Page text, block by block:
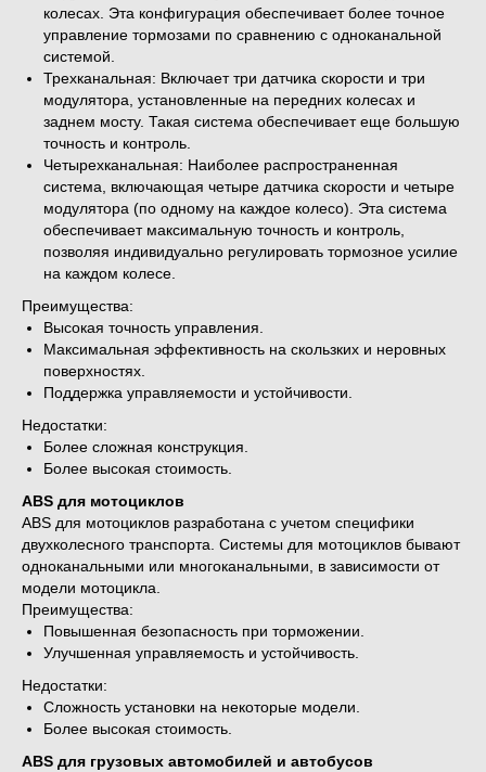
колесах. Эта конфигурация обеспечивает более точное
управление тормозами по сравнению с одноканальной
системой.
Трехканальная: Включает три датчика скорости и три
модулятора, установленные на передних колесах и
заднем мосту. Такая система обеспечивает еще большую
точность и контроль.
Четырехканальная: Наиболее распространенная
система, включающая четыре датчика скорости и четыре
модулятора (по одному на каждое колесо). Эта система
обеспечивает максимальную точность и контроль,
позволяя индивидуально регулировать тормозное усилие
на каждом колесе.
Преимущества:
Высокая точность управления.
Максимальная эффективность на скользких и неровных
поверхностях.
Поддержка управляемости и устойчивости.
Недостатки:
Более сложная конструкция.
Более высокая стоимость.
ABS для мотоциклов
ABS для мотоциклов разработана с учетом специфики
двухколесного транспорта. Системы для мотоциклов бывают
одноканальными или многоканальными, в зависимости от
модели мотоцикла.
Преимущества:
Повышенная безопасность при торможении.
Улучшенная управляемость и устойчивость.
Недостатки:
Сложность установки на некоторые модели.
Более высокая стоимость.
ABS для грузовых автомобилей и автобусов